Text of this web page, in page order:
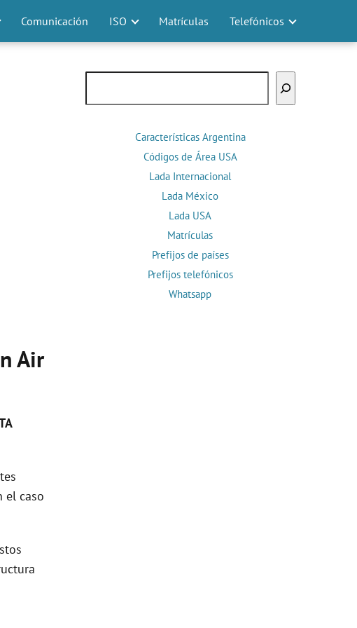
Comunicación ISO Matrículas Telefónicos
Air
el caso
Características Argentina
Códigos de Área USA
Lada Internacional
Lada México
Lada USA
Matrículas
Prefijos de países
Prefijos telefónicos
Whatsapp